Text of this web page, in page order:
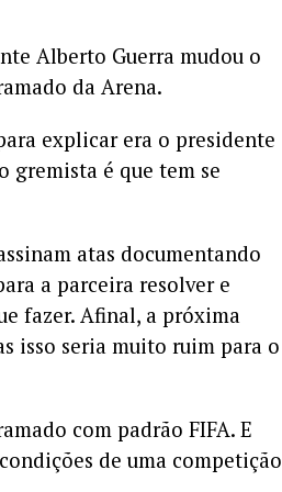
Alberto Guerra mudou o
da Arena.
explicar era o presidente
gremista é que tem se
atas documentando
a parceira resolver e
fazer. Afinal, a próxima
isso seria muito ruim para o
com padrão FIFA. E
de uma competição